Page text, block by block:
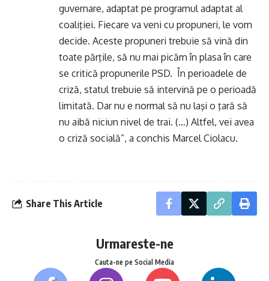
guvernare, adaptat pe programul adaptat al
coaliţiei. Fiecare va veni cu propuneri, le vom
decide. Aceste propuneri trebuie să vină din
toate părţile, să nu mai picăm în plasa în care
se critică propunerile PSD. În perioadele de
criză, statul trebuie să intervină pe o perioadă
limitată. Dar nu e normal să nu laşi o ţară să
nu aibă niciun nivel de trai. (…) Altfel, vei avea
o criză socială”, a conchis Marcel Ciolacu.
Share This Article
Urmareste-ne
Cauta-ne pe Social Media